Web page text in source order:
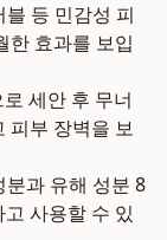
블 등 민감성 피
한 효과를 보입
세안 후 무너
피부 장벽을 보
분과 유해 성분 8
사용할 수 있